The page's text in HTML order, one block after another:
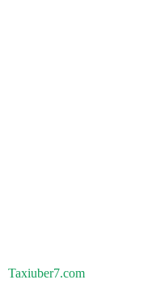
Taxiuber7.com